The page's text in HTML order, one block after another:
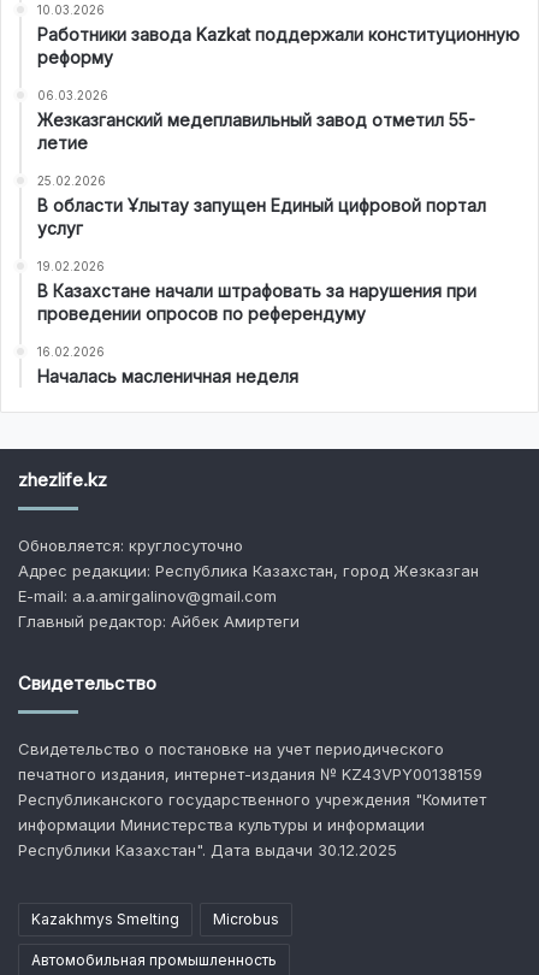
10.03.2026
Работники завода Kazkat поддержали конституционную
реформу
06.03.2026
Жезказганский медеплавильный завод отметил 55-
летие
25.02.2026
В области Ұлытау запущен Единый цифровой портал
услуг
19.02.2026
В Казахстане начали штрафовать за нарушения при
проведении опросов по референдуму
16.02.2026
Началась масленичная неделя
zhezlife.kz
Обновляется: круглосуточно
Адрес редакции: Республика Казахстан, город Жезказган
E-mail: a.a.amirgalinov@gmail.com
Главный редактор: Айбек Амиртеги
Свидетельство
Свидетельство о постановке на учет периодического
печатного издания, интернет-издания № KZ43VPY00138159
Республиканского государственного учреждения "Комитет
информации Министерства культуры и информации
Республики Казахстан". Дата выдачи 30.12.2025
Kazakhmys Smelting Microbus
Автомобильная промышленность